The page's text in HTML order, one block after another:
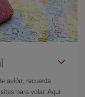
avión, recuerda
para volar. Aquí